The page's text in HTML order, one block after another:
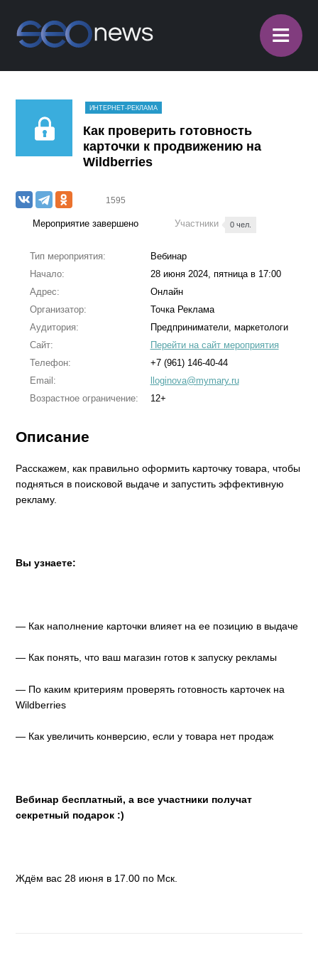
≡
ИНТЕРНЕТ-РЕКЛАМА
Как проверить готовность
карточки к продвижению на
Wildberries
1595
Мероприятие завершено Участники 0 чел.
Тип мероприятия:
Вебинар
Начало:
28 июня 2024, пятница в 17:00
Адрес:
Онлайн
Организатор:
Точка Реклама
Аудитория:
Предприниматели, маркетологи
Сайт:
Перейти на сайт мероприятия
Телефон:
+7 (961) 146-40-44
Email:
lloginova@mymary.ru
Возрастное ограничение:
12+
Описание
Расскажем, как правильно оформить карточку товара, чтобы
подняться в поисковой выдаче и запустить эффективную
рекламу.
Вы узнаете:
— Как наполнение карточки влияет на ее позицию в выдаче
— Как понять, что ваш магазин готов к запуску рекламы
— По каким критериям проверять готовность карточек на
Wildberries
— Как увеличить конверсию, если у товара нет продаж
Вебинар бесплатный, а все участники получат
секретный подарок :)
Ждём вас 28 июня в 17.00 по Мск.